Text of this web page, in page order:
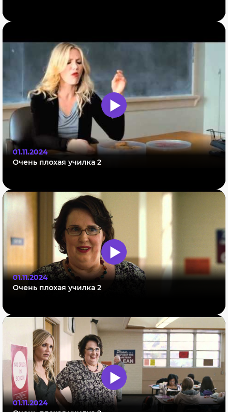
01.11.2024
Очень плохая училка 2
01.11.2024
Очень плохая училка 2
01.11.2024